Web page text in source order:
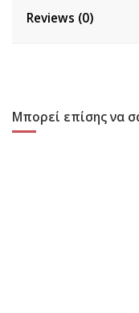
Reviews (0)
Μπορεί επίσης να